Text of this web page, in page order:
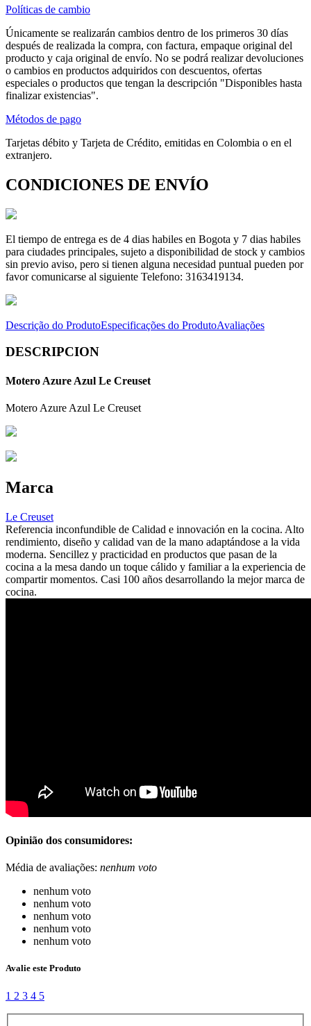
Políticas de cambio
Únicamente se realizarán cambios dentro de los primeros 30 días
después de realizada la compra, con factura, empaque original del
producto y caja original de envío. No se podrá realizar devoluciones
o cambios en productos adquiridos con descuentos, ofertas
especiales o productos que tengan la descripción "Disponibles hasta
finalizar existencias".
Métodos de pago
Tarjetas débito y Tarjeta de Crédito, emitidas en Colombia o en el
extranjero.
CONDICIONES DE ENVÍO
El tiempo de entrega es de 4 dias habiles en Bogota y 7 dias habiles
para ciudades principales, sujeto a disponibilidad de stock y cambios
sin previo aviso, pero si tienen alguna necesidad puntual pueden por
favor comunicarse al siguiente Telefono: 3163419134.
Descrição do ProdutoEspecificações do ProdutoAvaliações
DESCRIPCION
Motero Azure Azul Le Creuset
Motero Azure Azul Le Creuset
Marca
Le Creuset
Referencia inconfundible de Calidad e innovación en la cocina. Alto
rendimiento, diseño y calidad van de la mano adaptándose a la vida
moderna. Sencillez y practicidad en productos que pasan de la
cocina a la mesa dando un toque cálido y familiar a la experiencia de
compartir momentos. Casi 100 años desarrollando la mejor marca de
cocina.
Opinião dos consumidores:
Média de avaliações: nenhum voto
nenhum voto
nenhum voto
nenhum voto
nenhum voto
nenhum voto
Avalie este Produto
1 2 3 4 5